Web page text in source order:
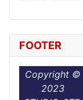
FOOTER
Copyright ©
2023